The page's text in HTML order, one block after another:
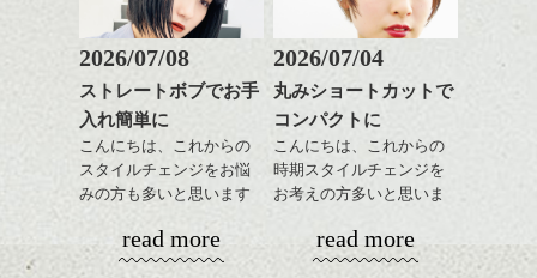
2026/07/08
ストレートボブでお手
入れ簡単に
こんにちは、これからの
スタイルチェンジをお悩
みの方も多いと思います
やっぱりボブでお手入れ
しやすいスタイルだと毎
read more
2026/07/04
丸みショートカットで
コンパクトに
こんにちは、これからの
時期スタイルチェンジを
お考えの方多いと思いま
コンパクトなフォルムが
read more